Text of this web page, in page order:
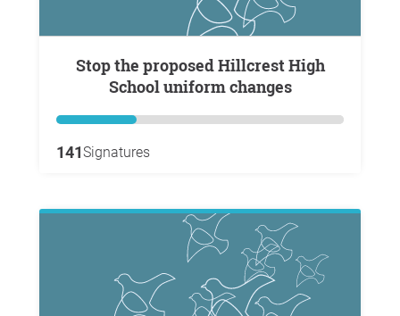
Stop the proposed Hillcrest High
School uniform changes
141Signatures